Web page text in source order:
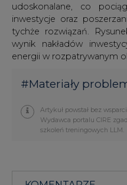
udoskonalane, co
inwestycje oraz
tychże rozwiązań.
wynik nakładów
energii w rozpatrywanym
#Materiały
Artykuł powstał bez
Wydawca portalu CIRE
szkoleń treningowych LLM.